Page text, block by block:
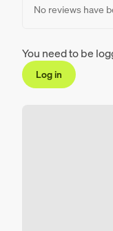
No reviews have
You need to be
Log in